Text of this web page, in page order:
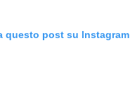
questo post su Instagram